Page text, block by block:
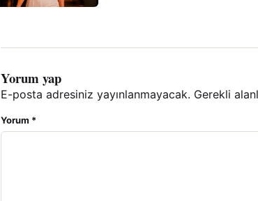
Yorum yap
E-posta adresiniz yayınlanmayacak. Gerekli
Yorum *